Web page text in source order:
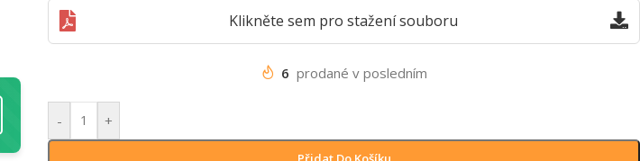
Klikněte sem pro stažení souboru
6 prodané v posledním
- +